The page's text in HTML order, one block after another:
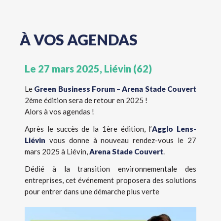
À VOS AGENDAS
Le 27 mars 2025, Liévin (62)
Le Green Business Forum – Arena Stade Couvert
2ème édition sera de retour en 2025 !
Alors à vos agendas !
Après le succès de la 1ère édition, l’Agglo Lens-
Liévin vous donne à nouveau rendez-vous le 27
mars 2025 à Liévin,Arena Stade Couvert.
Dédié à la transition environnementale des
entreprises, cet événement proposera des solutions
pour entrer dans une démarche plus verte